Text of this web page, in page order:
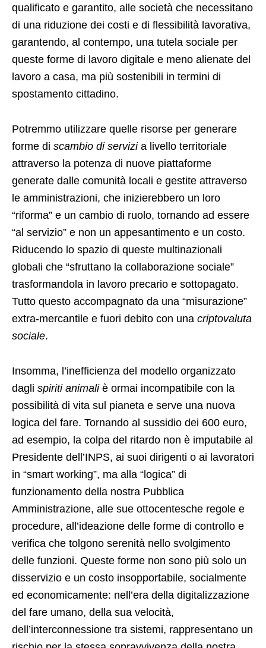
qualificato e garantito, alle società che necessitano
di una riduzione dei costi e di flessibilità lavorativa,
garantendo, al contempo, una tutela sociale per
queste forme di lavoro digitale e meno alienate del
lavoro a casa, ma più sostenibili in termini di
spostamento cittadino.
Potremmo utilizzare quelle risorse per generare
forme di scambio di servizia livello territoriale
attraverso la potenza di nuove piattaforme
generate dalle comunità locali e gestite attraverso
le amministrazioni, che inizierebbero un loro
“riforma” e un cambio di ruolo, tornando ad essere
“al servizio” e non un appesantimento e un costo.
Riducendo lo spazio di queste multinazionali
globali che “sfruttano la collaborazione sociale”
trasformandola in lavoro precario e sottopagato.
Tutto questo accompagnato da una “misurazione”
extra-mercantile e fuori debito con una criptovaluta
sociale.
Insomma, l’inefficienza del modello organizzato
dagli spiriti animaliè ormai incompatibile con la
possibilità di vita sul pianeta e serve una nuova
logica del fare. Tornando al sussidio dei 600 euro,
ad esempio, la colpa del ritardo non è imputabile al
Presidente dell’INPS, ai suoi dirigenti o ai lavoratori
in “smart working”, ma alla “logica” di
funzionamento della nostra Pubblica
Amministrazione, alle sue ottocentesche regole e
procedure, all’ideazione delle forme di controllo e
verifica che tolgono serenità nello svolgimento
delle funzioni. Queste forme non sono più solo un
disservizio e un costo insopportabile, socialmente
ed economicamente: nell’era della digitalizzazione
del fare umano, della sua velocità,
dell’interconnessione tra sistemi, rappresentano un